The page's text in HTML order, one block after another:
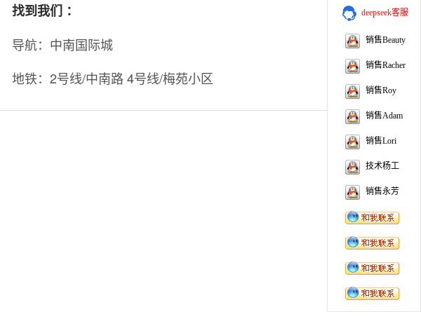
找到我们 ：
导航：中南国际城
地铁：2号线/中南路 4号线/梅苑小区
deepseek客服
销售Beauty
销售Racher
销售Roy
销售Adam
销售Lori
技术杨工
销售永芳